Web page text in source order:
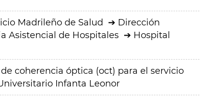
Madrileño de Salud
Dirección
Asistencial de Hospitales
Hospital
coherencia óptica (oct) para el servicio
Infanta Leonor